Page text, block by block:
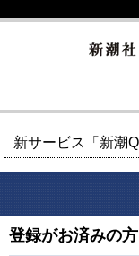
新サービス「新潮
登録がお済みの方